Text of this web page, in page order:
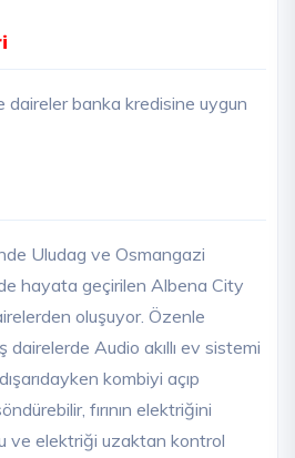
daireler banka kredisine uygun
Uludag ve Osmangazi
hayata geçirilen Albena City
oluşuyor. Özenle
dairelerde Audio akıllı ev sistemi
kombiyi açıp
fırının elektriğini
ve elektriği uzaktan kontrol